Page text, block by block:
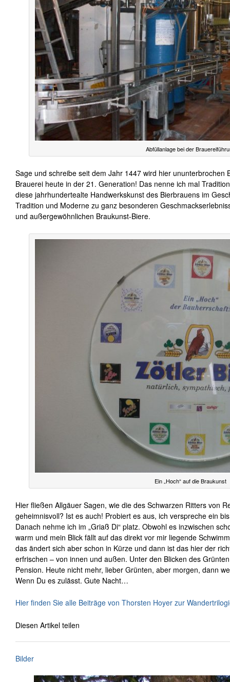
Abfüllanlage bei der
Sage und schreibe seit dem Jahr 1447 wird hier ununterbrochen
Brauerei heute in der 21. Generation! Das nenne ich mal
diese jahrhundertealte Handwerkskunst des Bierbrauens im
Tradition und Moderne zu ganz besonderen
und außergewöhnlichen Braukunst-Biere.
Ein „Hoch“ auf die Braukunst
Hier fließen Allgäuer Sagen, wie die des Schwarzen Ritters von
geheimnisvoll? Ist es auch! Probiert es aus, ich verspreche ein
Danach nehme ich im „Griaß Di“ platz. Obwohl es inzwischen
warm und mein Blick fällt auf das direkt vor mir liegende
das ändert sich aber schon in Kürze und dann ist das hier der
erfrischen – von innen und außen. Unter den Blicken des
Pension. Heute nicht mehr, lieber Grünten, aber morgen, dann
Wenn Du es zulässt. Gute Nacht…
Hier finden Sie alle Beiträge von Thorsten Hoyer zur
Diesen Artikel teilen
Bilder